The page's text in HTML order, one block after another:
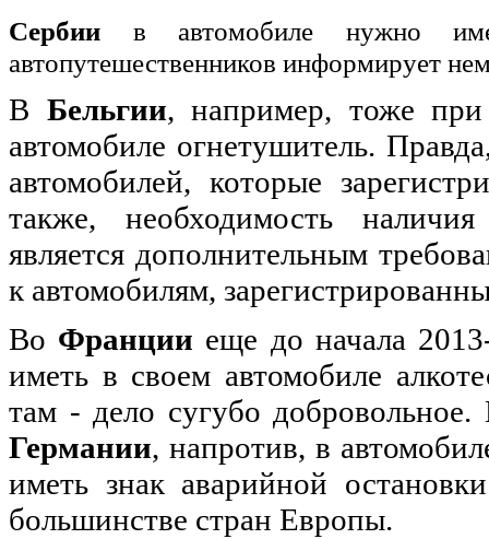
Сербии в автомобиле нужно
автопутешественников информирует
В Бельгии, например, тоже
автомобиле огнетушитель.
автомобилей, которые
также, необходимость
является дополнительным
к автомобилям,
Во Франции еще до начала
иметь в своем автомобиле
там - дело сугубо
Германии, напротив, в
иметь знак аварийной
большинстве стран Европы.